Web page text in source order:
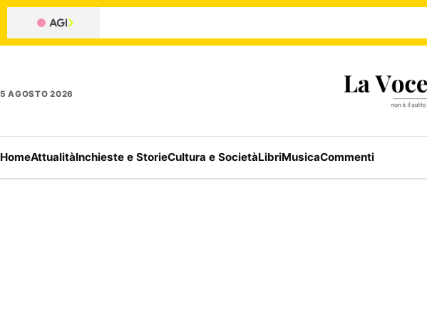
5 AGOSTO 2026
HomeAttualitàInchieste e StorieCultura e SocietàLibriMusicaCommenti